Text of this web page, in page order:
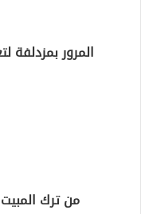
المرور بمزدلفة
من ترك